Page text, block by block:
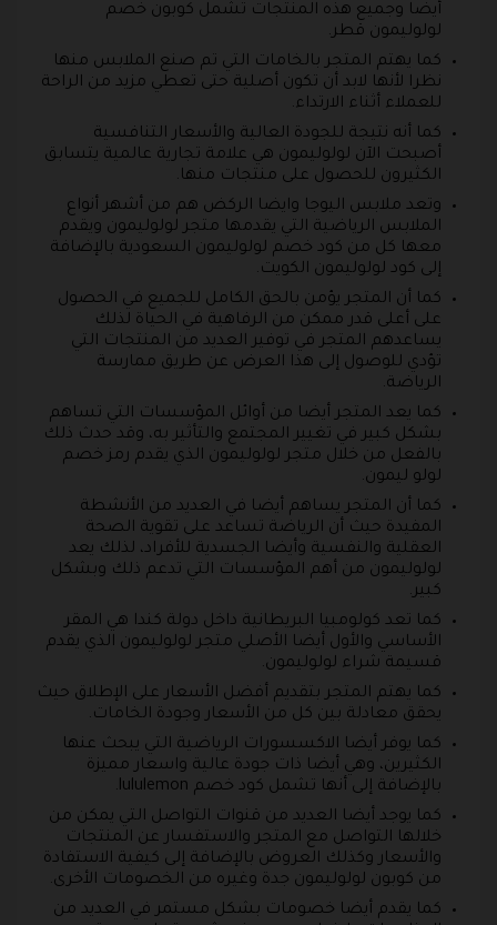
أيضا وجميع هذه المنتجات تشمل كوبون خصم
لولوليمون قطر.
كما يهتم المتجر بالخامات التي تم صنع الملابس منها
نظرا لأنها لابد أن تكون أصلية حتى تعطي مزيد من الراحة
للعملاء أثناء الارتداء.
كما أنه نتيجة للجودة العالية والأسعار التنافسية
أصبحت الآن لولوليمون هي علامة تجارية عالمية يتسابق
الكثيرون للحصول على منتجات منها.
وتعد ملابس اليوجا وايضا الركض هم من أشهر أنواع
الملابس الرياضية التي يقدمها متجر لولوليمون ويقدم
معها كل من كود خصم لولوليمون السعودية بالإضافة
إلى كود لولوليمون الكويت.
كما أن المتجر يؤمن بالحق الكامل للجميع في الحصول
على أعلى قدر ممكن من الرفاهية في الحياة لذلك
يساعدهم المتجر في توفير العديد من المنتجات التي
تؤدي للوصول إلى هذا العرض عن طريق ممارسة
الرياضة.
كما يعد المتجر أيضا من أوائل المؤسسات التي تساهم
بشكل كبير في تغيير المجتمع والتأثير به، وقد حدث ذلك
بالفعل من خلال متجر لولوليمون الذي يقدم رمز خصم
لولو ليمون.
كما أن المتجر يساهم أيضا في العديد من الأنشطة
المفيدة حيث أن الرياضة تساعد على تقوية الصحة
العقلية والنفسية وأيضا الجسدية للأفراد، لذلك يعد
لولوليمون من أهم المؤسسات التي تدعم ذلك وبشكل
كبير.
كما تعد كولومبيا البريطانية داخل دولة كندا هي المقر
الأساسي والأول أيضا الأصلي متجر لولوليمون الذي يقدم
قسيمة شراء لولوليمون.
كما يهتم المتجر بتقديم أفضل الأسعار على الإطلاق حيث
يحقق معادلة بين كل من الأسعار وجودة الخامات.
كما يوفر أيضا الاكسسورات الرياضية التي يبحث عنها
الكثيرين، وهي أيضا ذات جودة عالية واسعار مميزة
بالإضافة إلى أنها تشمل كود خصم lululemon.
كما يوجد أيضا العديد من قنوات التواصل التي يمكن من
خلالها التواصل مع المتجر والاستفسار عن المنتجات
والأسعار وكذلك العروض بالإضافة إلى كيفية الاستفادة
من كوبون لولوليمون جدة وغيره من الخصومات الأخرى.
كما يقدم أيضا خصومات بشكل مستمر في العديد من